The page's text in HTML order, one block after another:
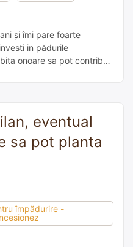
și îmi pare foarte
in pădurile
onoare sa pot contribui
eventual
sa pot planta
împădurire -